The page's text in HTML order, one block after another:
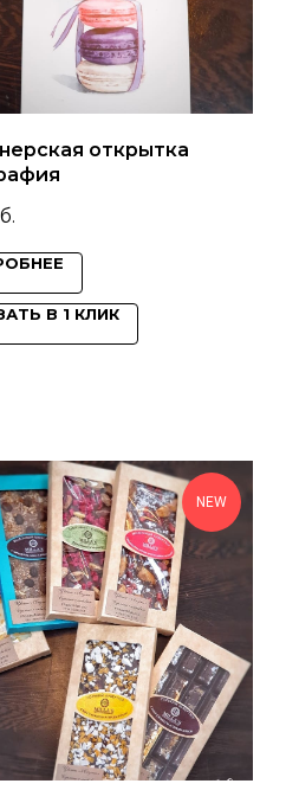
открытка
В 1 КЛИК
NEW